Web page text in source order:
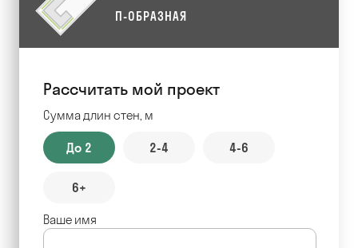
П-ОБРАЗНАЯ
Рассчитать мой проект
Сумма длин стен, м
До 2 2-4 4-6
6+
Ваше имя